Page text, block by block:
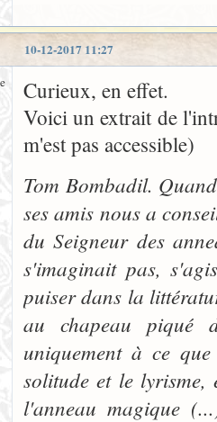
10-12-2017 11:27
Curieux, en effet.
Voici un extrait de
m'est pas accessible)
Tom Bombadil.
ses amis nous a
du Seigneur des
s'imaginait pas,
puiser dans la
au chapeau piqué
uniquement à ce
solitude et le lyrisme,
l'anneau magique